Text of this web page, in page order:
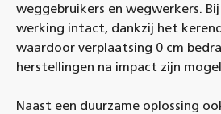
weggebruikers en wegwerkers.
werking intact, dankzij het
waardoor verplaatsing 0 cm
herstellingen na impact zijn
Naast een duurzame oplossing